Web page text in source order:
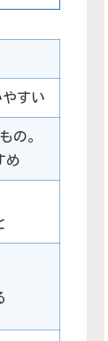
すい
の。
め